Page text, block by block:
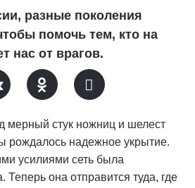
разные поколения
помочь тем, кто на
нас от врагов.
мерный стук ножниц и шелест
рождалось надежное укрытие.
усилиями сеть была
Теперь она отправится туда, где